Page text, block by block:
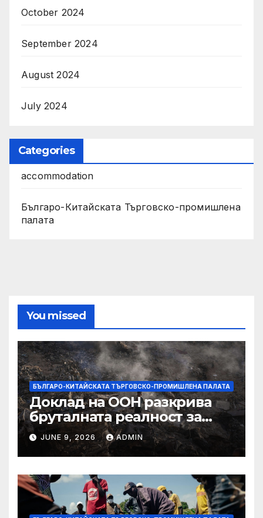
October 2024
September 2024
August 2024
July 2024
Categories
accommodation
Българо-Китайската Търговско-промишлена
палата
You missed
БЪЛГАРО-КИТАЙСКАТА ТЪРГОВСКО-ПРОМИШЛЕНА ПАЛАТА
Доклад на ООН разкрива
бруталната реалност за
палестинците в Газа,
Западния бряг
JUNE 9, 2026 ADMIN